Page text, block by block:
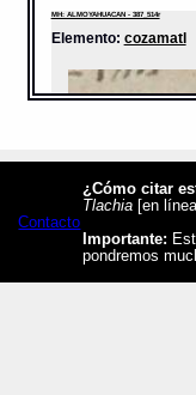
MH: ALMOYAHUACAN - 387_514r
Elemento: cozamatl
Contacto
¿Cómo citar
Tlachia [en
Importante:
pondremos